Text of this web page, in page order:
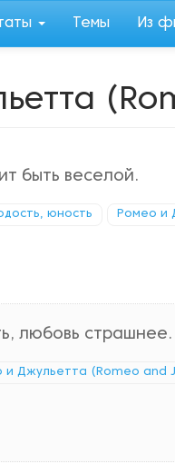
Темы Из
быть веселой.
юность Ромео и
любовь страшнее.
и Джульетта (Romeo and